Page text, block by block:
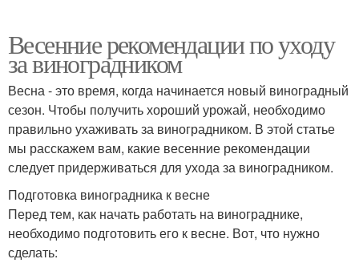
Весенние рекомендации по уходу
за виноградником
Весна - это время, когда начинается новый виноградный
сезон. Чтобы получить хороший урожай, необходимо
правильно ухаживать за виноградником. В этой статье
мы расскажем вам, какие весенние рекомендации
следует придерживаться для ухода за виноградником.
Подготовка виноградника к весне
Перед тем, как начать работать на винограднике,
необходимо подготовить его к весне. Вот, что нужно
сделать: